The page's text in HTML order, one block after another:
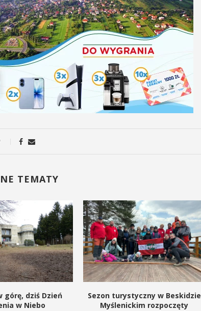
TEMATY
górę, dziś Dzień
w Niebo
Sezon turystyczny w Beskidzie
Myślenickim rozpoczęty
Obchody Dnia
Godności Osób z
Niepełnosprawnością
Intelektualną
Obchody Dnia Godności Osób z
Niepełnosprawnością Intelektualną,
który przypada 5 maja, w Myślenicach
wydarzenia, czyli myślenickie koło ...
POKAŻ SZCZEGÓŁY
W